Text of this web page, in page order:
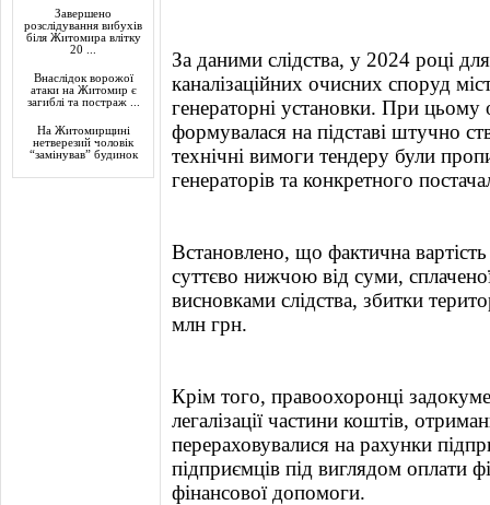
Завершено
розслідування вибухів
біля Житомира влітку
20 ...
Внаслідок ворожої
атаки на Житомир є
загиблі та постраж ...
На Житомирщині
нетверезий чоловік
“замінував” будинок
За даними слідства, у 2024 році
каналізаційних очисних споруд
генераторні установки. При цьому
формувалася на підставі штучно
технічні вимоги тендеру були
генераторів та конкретного
Встановлено, що фактична
суттєво нижчою від суми,
висновками слідства, збитки
млн грн.
Крім того, правоохоронці
легалізації частини коштів,
перераховувалися на рахунки
підприємців під виглядом оплати
фінансової допомоги.